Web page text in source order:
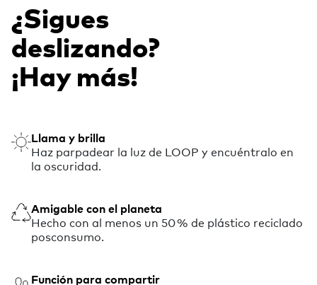
¿Sigues
deslizando?
¡Hay más!
Llama y brilla
Haz parpadear la luz de LOOP y encuéntralo en
la oscuridad.
Amigable con el planeta
Hecho con al menos un 50 % de plástico reciclado
posconsumo.
Función para compartir